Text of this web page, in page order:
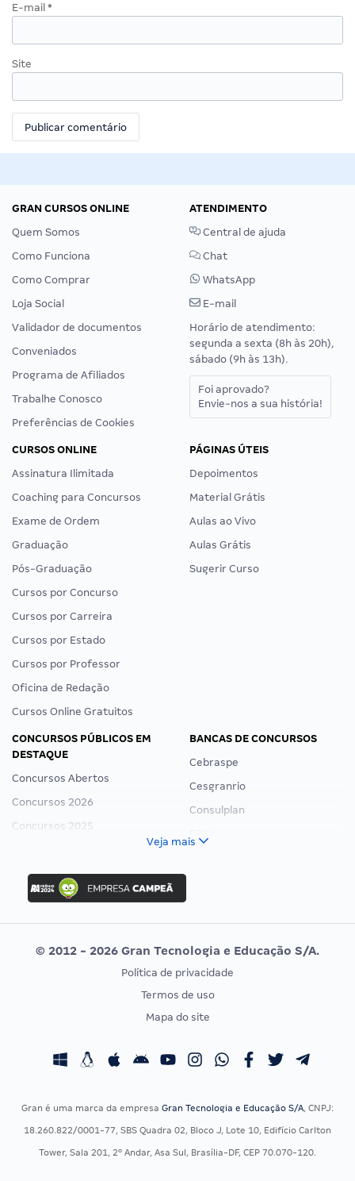
E-mail *
Site
GRAN CURSOS ONLINE
Quem Somos
Como Funciona
Como Comprar
Loja Social
Validador de documentos
Conveniados
Programa de Afiliados
Trabalhe Conosco
Preferências de Cookies
ATENDIMENTO
Central de ajuda
Chat
WhatsApp
E-mail
Horário de atendimento:
segunda a sexta (8h às 20h),
sábado (9h às 13h).
Foi aprovado?
Envie-nos a sua história!
CURSOS ONLINE
Assinatura Ilimitada
Coaching para Concursos
Exame de Ordem
Graduação
Pós-Graduação
Cursos por Concurso
Cursos por Carreira
Cursos por Estado
Cursos por Professor
Oficina de Redação
Cursos Online Gratuitos
PÁGINAS ÚTEIS
Depoimentos
Material Grátis
Aulas ao Vivo
Aulas Grátis
Sugerir Curso
CONCURSOS PÚBLICOS EM
DESTAQUE
Concursos Abertos
Concursos 2026
Concursos 2025
Concurso Nacional Unificado
Concurso Ibama
Concurso MPU
Editais publicados
BANCAS DE CONCURSOS
Cebraspe
Cesgranrio
Consulplan
Vunesp
CONCURSOS POR PROFISSÃO
Concursos Fiscais
EXAME DE ORDEM
Calendário OAB
Veja mais
© 2012 - 2026 Gran Tecnologia e Educação S/A.
Política de privacidade
Termos de uso
Mapa do site
Gran é uma marca da empresa Gran Tecnologia e Educação S/A, CNPJ:
18.260.822/0001-77, SBS Quadra 02, Bloco J, Lote 10, Edifício Carlton
Tower, Sala 201, 2º Andar, Asa Sul, Brasília-DF, CEP 70.070-120.